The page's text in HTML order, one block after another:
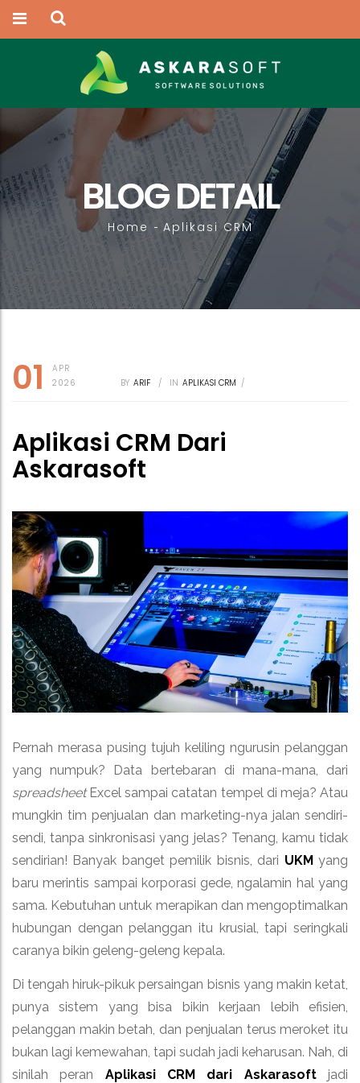
BLOG DETAIL
Home - Aplikasi CRM
01
APR
2026
BY ARIF / IN APLIKASI CRM /
Aplikasi CRM Dari
Askarasoft
Pernah merasa pusing tujuh keliling ngurusin pelanggan
yang numpuk? Data bertebaran di mana-mana, dari
spreadsheetExcel sampai catatan tempel di meja? Atau
mungkin tim penjualan dan marketing-nya jalan sendiri-
sendi, tanpa sinkronisasi yang jelas? Tenang, kamu tidak
sendirian! Banyak banget pemilik bisnis, dari UKMyang
baru merintis sampai korporasi gede, ngalamin hal yang
sama. Kebutuhan untuk merapikan dan mengoptimalkan
hubungan dengan pelanggan itu krusial, tapi seringkali
caranya bikin geleng-geleng kepala.
Di tengah hiruk-pikuk persaingan bisnis yang makin ketat,
punya sistem yang bisa bikin kerjaan lebih efisien,
pelanggan makin betah, dan penjualan terus meroket itu
bukan lagi kemewahan, tapi sudah jadi keharusan. Nah, di
sinilah peran Aplikasi CRM dari Askarasoftjadi